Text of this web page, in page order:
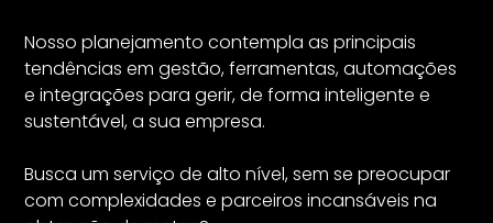
Nosso planejamento contempla as principais
tendências em gestão, ferramentas, automações
e integrações para gerir, de forma inteligente e
sustentável, a sua empresa.
Busca um serviço de alto nível, sem se preocupar
com complexidades e parceiros incansáveis na